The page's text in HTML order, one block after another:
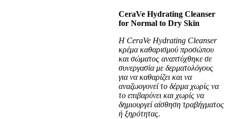
CeraVe Hydrating Cleanser
for Normal to Dry Skin
Η CeraVe Hydrating Cleanser
κρέμα καθαρισμού προσώπου
και σώματος αναπτύχθηκε σε
συνεργασία με δερματολόγους
για να καθαρίζει και να
αναζωογονεί το δέρμα χωρίς να
το επιβαρύνει και χωρίς να
δημιουργεί αίσθηση τραβήγματος
ή ξηρότητας.